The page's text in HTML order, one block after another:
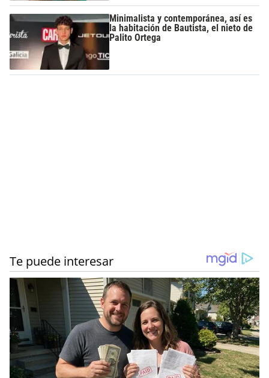
Minimalista y contemporánea, así es
la habitación de Bautista, el nieto de
Palito Ortega